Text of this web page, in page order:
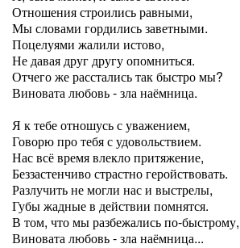
Отношения строились равными,
Мы словами гордились заветными.
Поцелуями жалили истово,
Не давая друг другу опомниться.
Отчего же расстались так быстро мы?
Виновата любовь - зла наёмница.
Я к тебе отношусь с уважением,
Говорю про тебя с удовольствием.
Нас всё время влекло притяжение,
Беззастенчиво страстно геройствовать.
Разлучить не могли нас и выстрелы,
Губы жадные в действии помнятся.
В том, что мы разбежались по-быстрому,
Виновата любовь - зла наёмница...